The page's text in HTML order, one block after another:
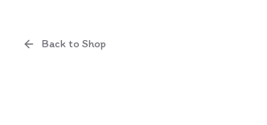
Back to Shop